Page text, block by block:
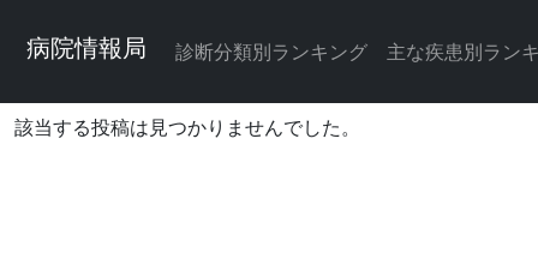
病院情報局 診断分類別ランキング 主な疾患別ラン
該当する投稿は見つかりませんでした。